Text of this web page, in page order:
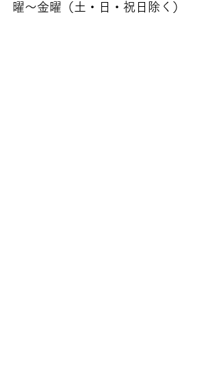
曜〜金曜（土・日・祝日除く）